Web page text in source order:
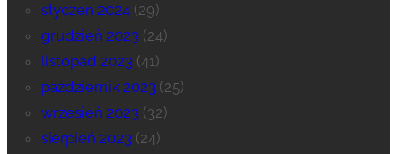
styczeń 2024(29)
grudzień 2023(24)
listopad 2023(41)
październik 2023(25)
wrzesień 2023(32)
sierpień 2023(24)